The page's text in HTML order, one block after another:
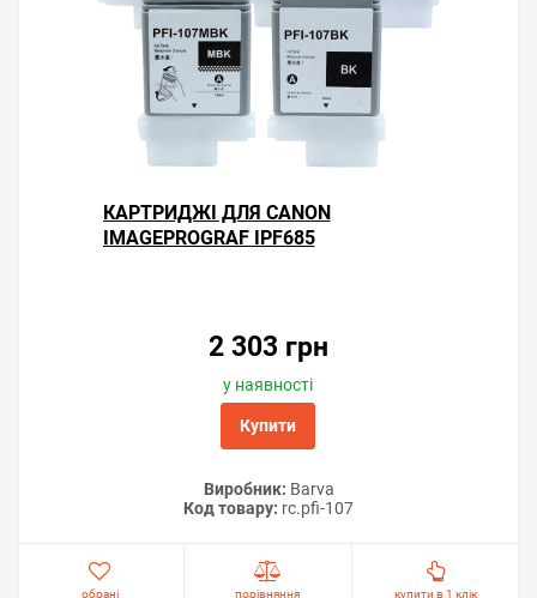
КАРТРИДЖІ ДЛЯ CANON
IMAGEPROGRAF IPF685
2 303 грн
у наявності
Купити
Виробник: Barva
Код товару: rc.pfi-107
обрані порівняння купити в 1 клік